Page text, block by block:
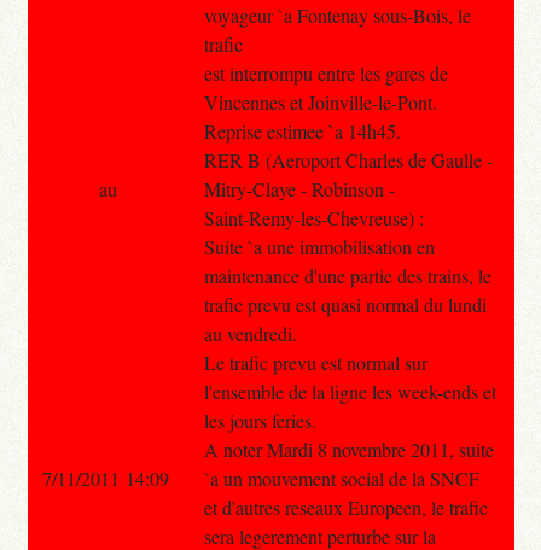
voyageur `a Fontenay sous-Bois, le
trafic
est interrompu entre les gares de
Vincennes et Joinville-le-Pont.
Reprise estimee `a 14h45.
RER B (Aeroport Charles de Gaulle -
Mitry-Claye - Robinson -
Saint-Remy-les-Chevreuse) :
Suite `a une immobilisation en
maintenance d'une partie des trains, le
trafic prevu est quasi normal du lundi
au vendredi.
Le trafic prevu est normal sur
l'ensemble de la ligne les week-ends et
les jours feries.
A noter Mardi 8 novembre 2011, suite
`a un mouvement social de la SNCF
et d'autres reseaux Europeen, le trafic
sera legerement perturbe sur la
au
7/11/2011 14:09